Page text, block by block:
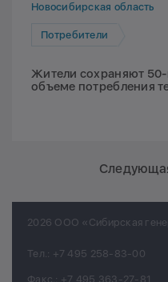
Новосибирская область
Потребители
Жители сохраняют
объеме потребления
2026 ООО «Сибирская
Тел.: +7 495 258-83-00
Факс.: +7 495 363-27-81